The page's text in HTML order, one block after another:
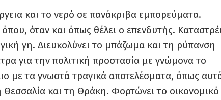
και το νερό σε πανάκριβα εμπορεύματα.
όπου, όταν και όπως θέλει ο επενδυτής.
γη. Διευκολύνει το μπάζωμα και τη ρύπανση
για την πολιτική προστασία με γνώμονα το
με τα γνωστά τραγικά αποτελέσματα, όπως
και τη Θράκη. Φορτώνει το οικονομικό